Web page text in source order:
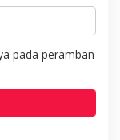
pada peramban